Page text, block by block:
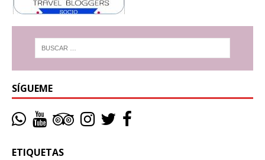
SÍGUEME
ETIQUETAS